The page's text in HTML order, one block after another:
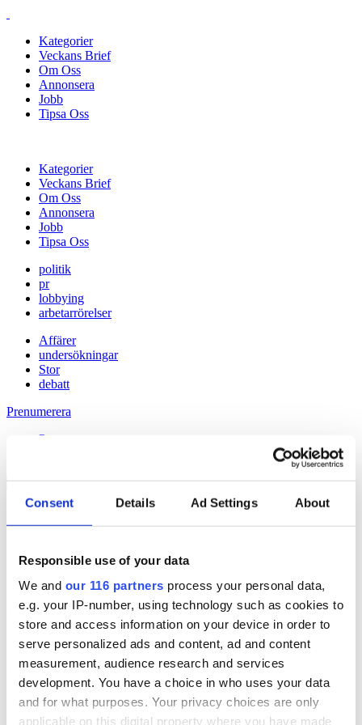
Consent Details Ad Settings About
Responsible use of your data
We and our 116 partners process your personal data,
e.g. your IP-number, using technology such as cookies to
store and access information on your device in order to
serve personalized ads and content, ad and content
measurement, audience research and services
development. You have a choice in who uses your data
and for what purposes. Your privacy choices are only
applicable on this digital property where you have made
Kategorier
Veckans Brief
Om Oss
Annonsera
Jobb
Tipsa Oss
Kategorier
Veckans Brief
Om Oss
Annonsera
Jobb
Tipsa Oss
politik
pr
lobbying
arbetarrörelser
Affärer
undersökningar
Stor
debatt
Prenumerera
Prenumerera
16 Feb 2018
Novus ändrar metod för opinionsmätning
Håll dig uppdaterad med
Veckans Brief!
Få exklusiv tillgång till Veckans Brief, den essentiella läsningen för
alla som driver opinionsbildning och samhällsförändring, genom en
prenumeration på Dagens Opinion.
Grundprenumeration